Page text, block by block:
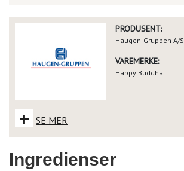
PRODUSENT:
Haugen-Gruppen A/S
VAREMERKE:
Happy Buddha
+ SE MER
Ingredienser